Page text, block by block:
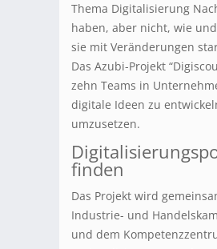
Thema Digitalisierung
haben, aber nicht, wie
sie mit Veränderungen
Das Azubi-Projekt
zehn Teams in
digitale Ideen zu
umzusetzen.
finden
Das Projekt wird
Industrie- und
und dem